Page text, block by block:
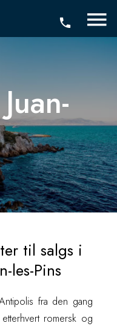
til salgs i
les-Pins
fra den gang
romersk og